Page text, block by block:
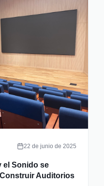
22 de junio de 2025
el Sonido se
Auditorios